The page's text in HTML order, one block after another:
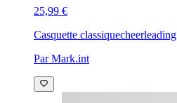
25,99 €
Casquette classiquecheerleading
Par Mark.int